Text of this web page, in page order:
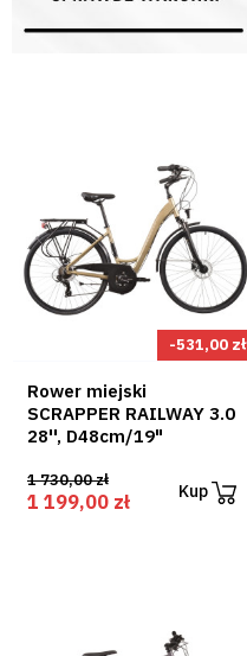
-531,00 zł
Rower miejski
SCRAPPER RAILWAY 3.0
28'', D48cm/19"
1 730,00 zł
1 199,00 zł Kup